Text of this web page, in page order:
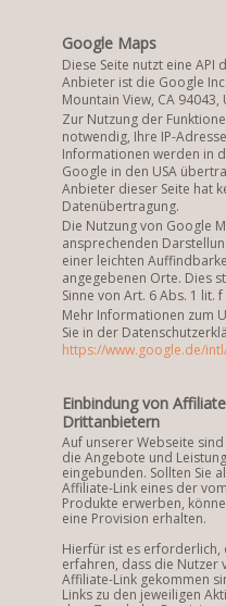
Google Maps
Diese Seite nutzt eine API
Anbieter ist die Google
Mountain View, CA 94043,
Zur Nutzung der
notwendig, Ihre IP-
Informationen werden in
Google in den USA
Anbieter dieser Seite hat
Datenübertragung.
Die Nutzung von Google
ansprechenden
einer leichten
angegebenen Orte. Dies
Sinne von Art. 6 Abs. 1 lit. f
Mehr Informationen zum
Sie in der
https://www.google.de/
Einbindung von
Drittanbietern
Auf unserer Webseite
die Angebote und
eingebunden. Sollten Sie
Affiliate-Link eines der
Produkte erwerben,
eine Provision erhalten.
Hierfür ist es
erfahren, dass die Nutzer
Affiliate-Link gekommen
Links zu den jeweiligen